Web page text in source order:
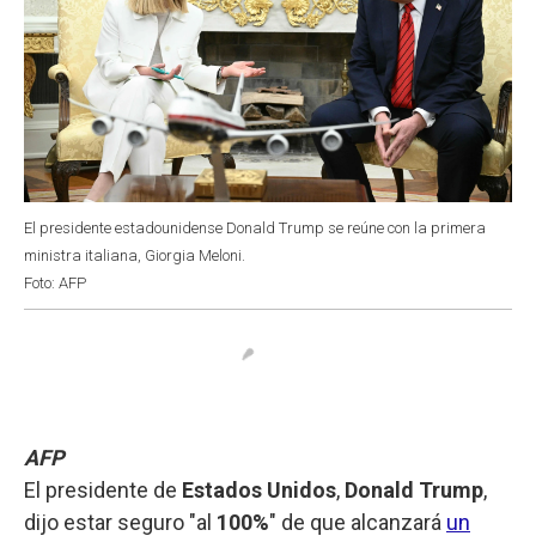
El presidente estadounidense Donald Trump se reúne con la primera
ministra italiana, Giorgia Meloni.
Foto: AFP
AFP
El presidente de Estados Unidos, Donald Trump,
dijo estar seguro "al 100%" de que alcanzará un